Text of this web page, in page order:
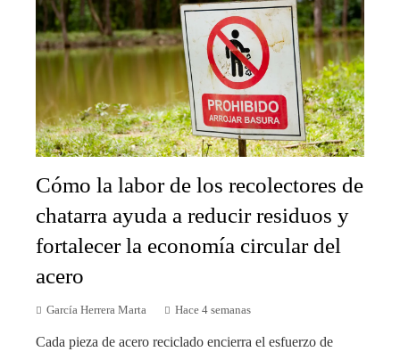
Cómo la labor de los recolectores de
chatarra ayuda a reducir residuos y
fortalecer la economía circular del
acero
García Herrera Marta Hace 4 semanas
Cada pieza de acero reciclado encierra el esfuerzo de